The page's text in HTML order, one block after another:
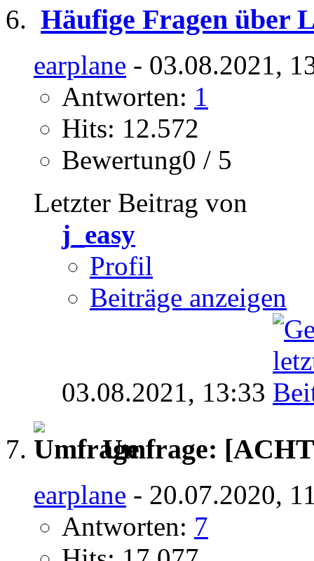
Häufige Fragen über
earplane - 03.08.2021,
Antworten: 1
Hits: 12.572
Bewertung0 / 5
Letzter Beitrag von
j_easy
Profil
Beiträge anzeigen
03.08.2021, 13:33
Umfrage:
earplane - 20.07.2020,
Antworten: 7